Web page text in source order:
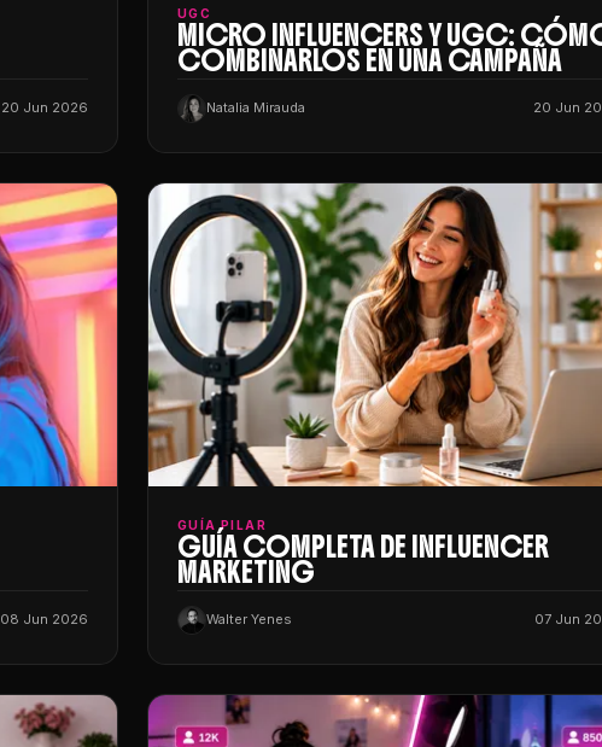
20 Jun 2026
UGC
MICRO INFLUENCERS Y UGC:
COMBINARLOS EN UNA CAMPAÑA
Natalia Mirauda 20 Jun
08 Jun 2026
GUÍA PILAR
GUÍA COMPLETA DE INFLUENCER
MARKETING
Walter Yenes 07 Jun